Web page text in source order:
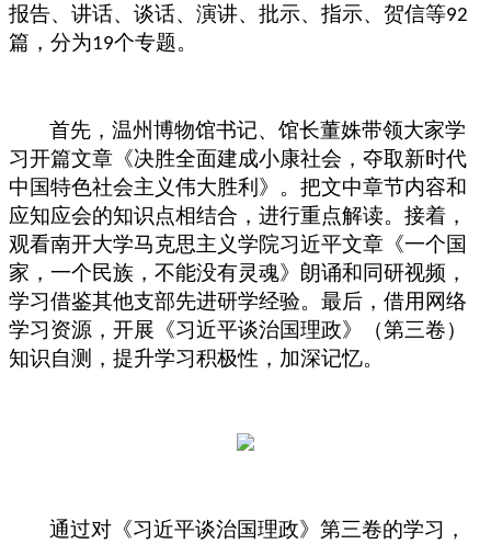
报告、讲话、谈话、演讲、批示、指示、贺信等92
篇，分为19个专题。
首先，温州博物馆书记、馆长董姝带领大家学
习开篇文章《决胜全面建成小康社会，夺取新时代
中国特色社会主义伟大胜利》。把文中章节内容和
应知应会的知识点相结合，进行重点解读。接着，
观看南开大学马克思主义学院习近平文章 《一个国
家，一个民族，不能没有灵魂》朗诵和同研视频，
学习借鉴其他支部先进研学经验。最后，借用网络
学习资源，开展《习近平谈治国理政》（第三卷）
知识自测，提升学习积极性，加深记忆。
通过对《习近平谈治国理政》第三卷的学习，